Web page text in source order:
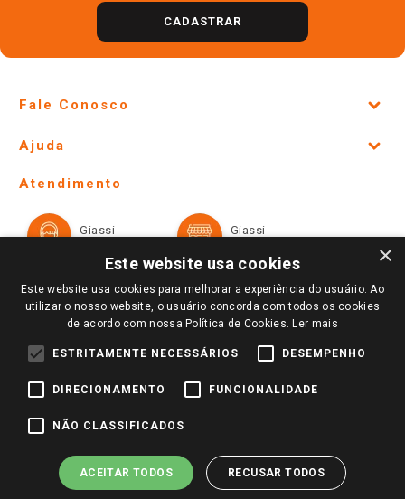
CADASTRAR
Fale Conosco
Lojas Físicas e Horários
Ofertas
Televendas
Notícias
Perguntas frequentes
Identidade Visual
Ajuda
Formas de Pagamento
Trocas e Devoluções
Atendimento
Giassi
Giassi
Redes Sociais
Pagamento e Segurança
×
Este website usa cookies
Este website usa cookies para melhorar a experiência do usuário. Ao
utilizar o nosso website, o usuário concorda com todos os cookies
de acordo com nossa Política de Cookies. Ler mais
ESTRITAMENTE NECESSÁRIOS DESEMPENHO
DIRECIONAMENTO FUNCIONALIDADE
NÃO CLASSIFICADOS
ACEITAR TODOS RECUSAR TODOS